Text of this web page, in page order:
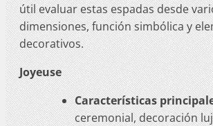
útil evaluar estas espadas desde
dimensiones, función simbólica y
decorativos.
Joyeuse
Características
ceremonial, decoración